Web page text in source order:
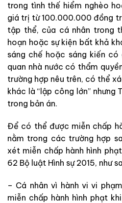
trong tình thế hiểm nghèo
giá trị từ 100.000.000 đồng
tập thể, của cá nhân trong
hoạn hoặc sự kiện bất khả
sáng chế hoặc sáng kiến
quan nhà nước có thẩm
trường hợp nêu trên, có thể
khác là “lập công lớn” nhưng
trong bản án.
Để có thể được miễn chấp
nằm trong các trường hợp
xét miễn chấp hành hình
62 Bộ luật Hình sự 2015, như
– Cá nhân vì hành vi vi
miễn chấp hành hình phạt